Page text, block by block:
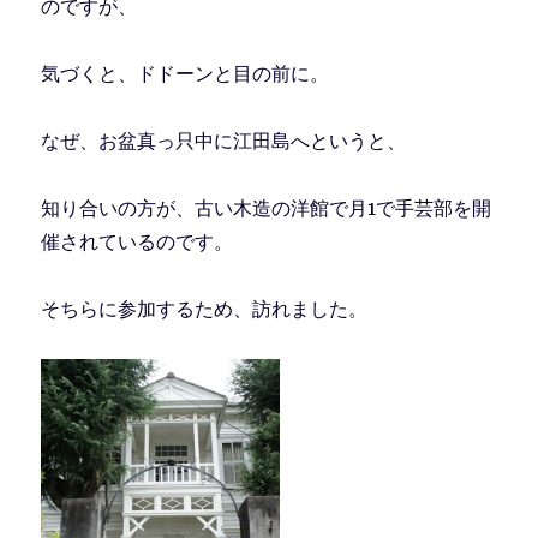
のですが、
気づくと、ドドーンと目の前に。
なぜ、お盆真っ只中に江田島へというと、
知り合いの方が、古い木造の洋館で月1で手芸部を開
催されているのです。
そちらに参加するため、訪れました。